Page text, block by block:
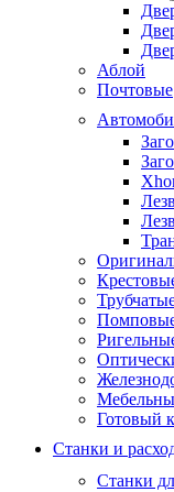
Аблой
Почтовые
Готовый
Станки и
Станки